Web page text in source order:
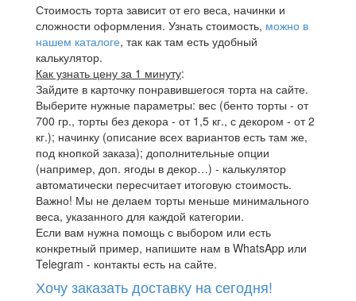
Стоимость торта зависит от его веса, начинки и
сложности оформления. Узнать стоимость, можно в
нашем каталоге, так как там есть удобный
калькулятор.
Как узнать цену за 1 минуту:
Зайдите в карточку понравившегося торта на сайте.
Выберите нужные параметры: вес (бенто торты - от
700 гр., торты без декора - от 1,5 кг., с декором - от 2
кг.); начинку (описание всех вариантов есть там же,
под кнопкой заказа); дополнительные опции
(например, доп. ягоды в декор…) - калькулятор
автоматически пересчитает итоговую стоимость.
Важно! Мы не делаем торты меньше минимального
веса, указанного для каждой категории.
Если вам нужна помощь с выбором или есть
конкретный пример, напишите нам в WhatsApp или
Telegram - контакты есть на сайте.
Хочу заказать доставку на сегодня!